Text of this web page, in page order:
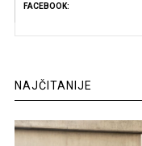
FACEBOOK:
NAJČITANIJE